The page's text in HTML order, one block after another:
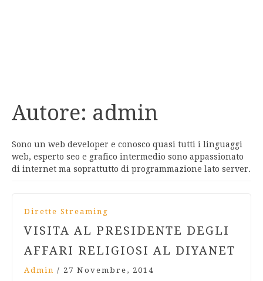
Autore: admin
Sono un web developer e conosco quasi tutti i linguaggi
web, esperto seo e grafico intermedio sono appassionato
di internet ma soprattutto di programmazione lato server.
Dirette Streaming
VISITA AL PRESIDENTE DEGLI
AFFARI RELIGIOSI AL DIYANET
Admin / 27 Novembre, 2014